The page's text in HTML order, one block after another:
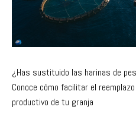
¿Has sustituido las harinas de
Conoce cómo facilitar el
productivo de tu granja